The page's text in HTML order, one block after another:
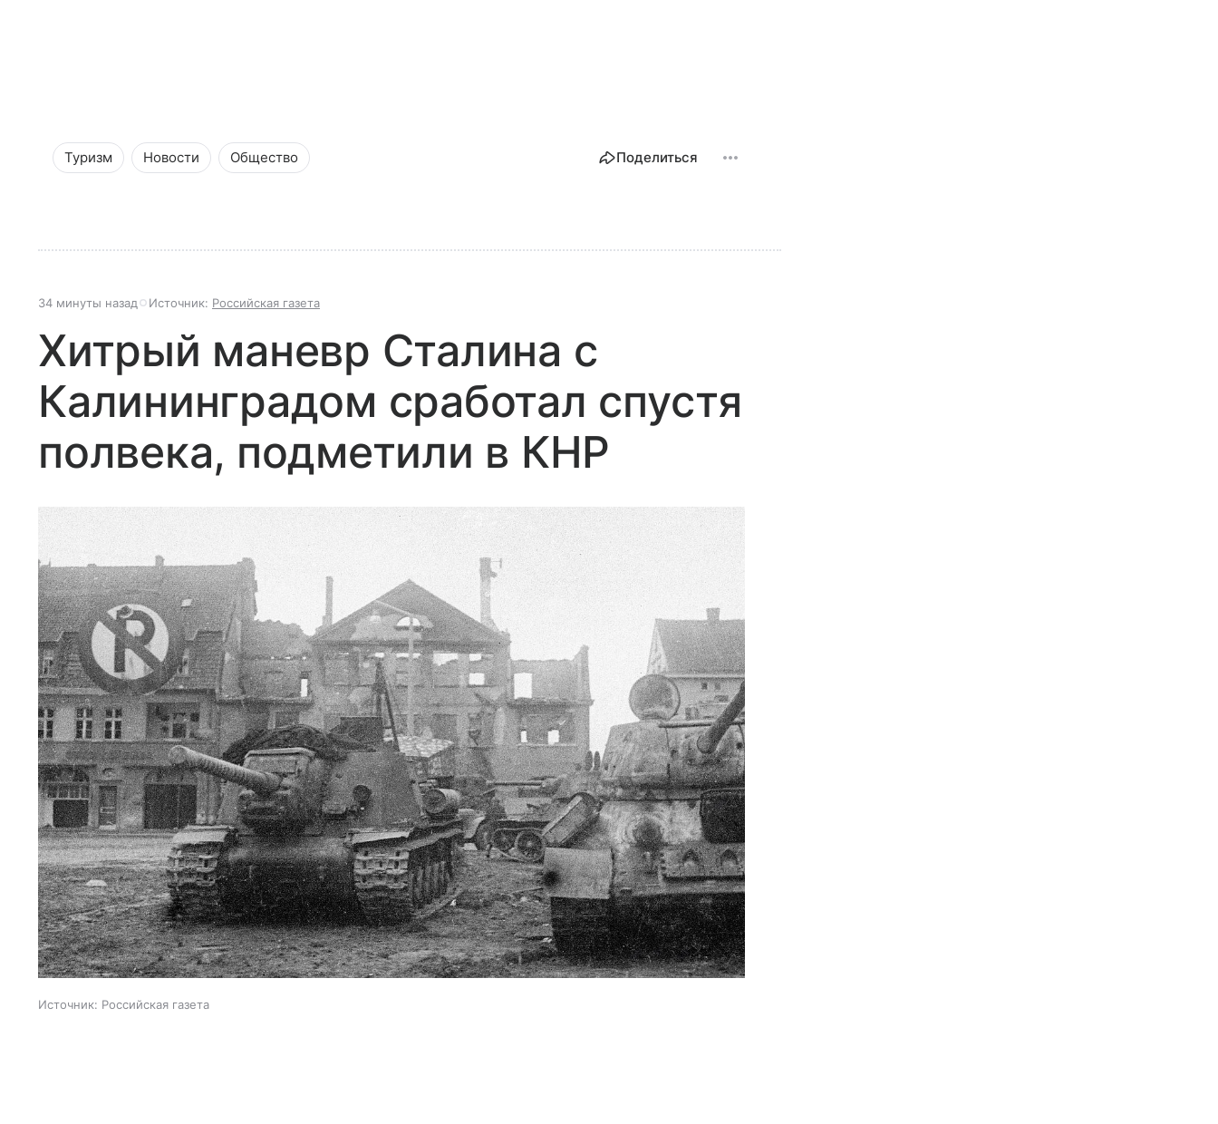
Туризм Новости Общество Поделиться
34 минуты назад Источник: Российская газета
Хитрый маневр Сталина с
Калининградом сработал спустя
полвека, подметили в КНР
Источник: Российская газета